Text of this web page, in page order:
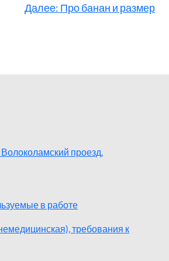
Далее: Про банан и размер
проезд,
в работе
требования к